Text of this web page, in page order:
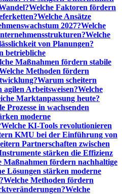
Welche Faktoren fördern
Welche Ansätze
2027?Welche
Welche
von Planungen?
betriebliche
Maßnahmen fördern stabile
Methoden fördern
Warum scheitern
Arbeitsweisen?Welche
Marktanpassung heute?
Prozesse in wachsenden
moderne
Welche KI-Tools revolutionieren
KMU bei der Einführung von
Partnerschaften zwischen
stärken die Effizienz
Maßnahmen fördern nachhaltige
Lösungen stärken moderne
Welche Methoden fördern
Welche